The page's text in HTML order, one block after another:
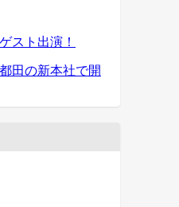
スト出演！
田の新本社で開